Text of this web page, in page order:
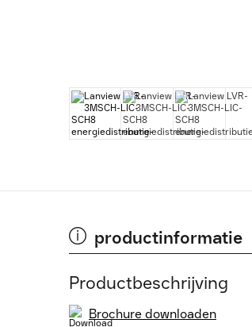
productinformatie
Productbeschrijving
Brochure downloaden